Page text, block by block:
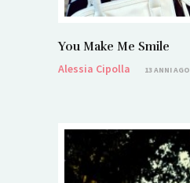
You Make Me Smile
Alessia Cipolla
13 ANNI AGO